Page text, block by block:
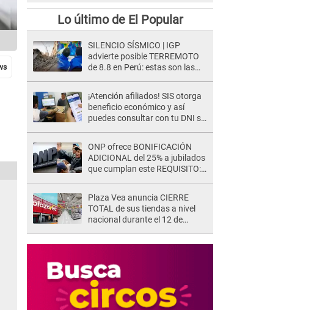
Lo último de El Popular
SILENCIO SÍSMICO | IGP
advierte posible TERREMOTO
de 8.8 en Perú: estas son las
¡Atención afiliados! SIS otorga
beneficio económico y así
puedes consultar con tu DNI si
ONP ofrece BONIFICACIÓN
ADICIONAL del 25% a jubilados
que cumplan este REQUISITO:
Plaza Vea anuncia CIERRE
TOTAL de sus tiendas a nivel
nacional durante el 12 de